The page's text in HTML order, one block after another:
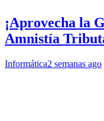
¡Aprovecha la
Amnistía
Informática2 semanas ago